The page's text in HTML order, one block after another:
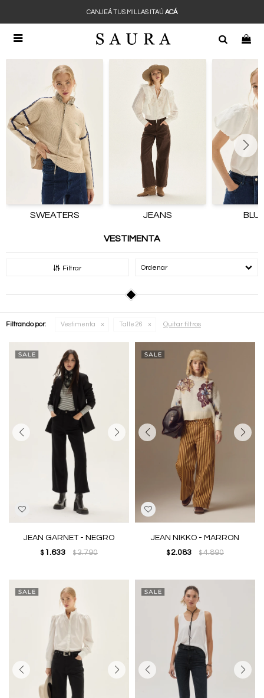

CANJEÁ TUS MILLAS ITAÚ ACÁ
SWEATERS JEANS
VESTIMENTA
Filtrar Recomendados
Filtrando por: Vestimenta Talle 26 Quitar filtros
JEAN GARNET - NEGRO
$ 1.633 $3.790
JEAN NIKKO - MARRON
$ 2.083 $4.890